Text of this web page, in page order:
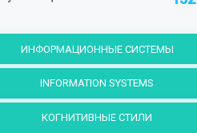
ИНФОРМАЦИОННЫЕ СИСТЕМЫ
INFORMATION SYSTEMS
КОГНИТИВНЫЕ СТИЛИ